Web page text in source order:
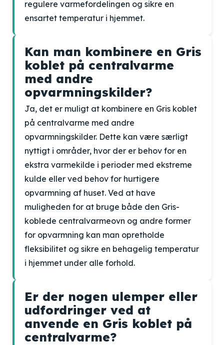
regulere varmefordelingen og sikre en
ensartet temperatur i hjemmet.
Kan man kombinere en Gris
koblet på centralvarme
med andre
opvarmningskilder?
Ja, det er muligt at kombinere en Gris koblet
på centralvarme med andre
opvarmningskilder. Dette kan være særligt
nyttigt i områder, hvor der er behov for en
ekstra varmekilde i perioder med ekstreme
kulde eller ved behov for hurtigere
opvarmning af huset. Ved at have
muligheden for at bruge både den Gris-
koblede centralvarmeovn og andre former
for opvarmning kan man opretholde
fleksibilitet og sikre en behagelig temperatur
i hjemmet under alle forhold.
Er der nogen ulemper eller
udfordringer ved at
anvende en Gris koblet på
centralvarme?